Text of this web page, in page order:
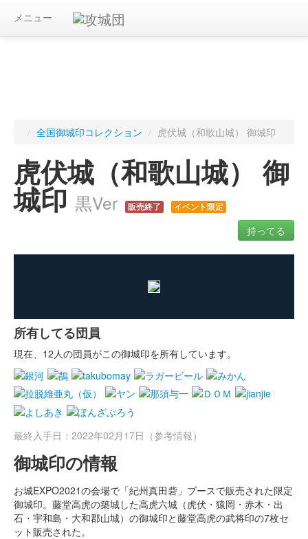
メニュー
/ 全国御城印コレクション / 虎伏城（和歌山城） 御城印
虎伏城（和歌山城） 御
城印 黒Ver 販売終了 イベント限定
持ってる
所有してる団員
現在、12人の団員がこの御城印を所有しています。
最終入手日：2022年02月17日（参考情報）
御城印の情報
お城EXPO2021の会場で「紀州真田砦」ブースで販売された限定
御城印。藤堂高虎の築城した高虎六城（虎伏・猿岡・赤木・出
石・宇和島・大和郡山城）の御城印と藤堂高虎の武将印の7枚セ
ット販売された。